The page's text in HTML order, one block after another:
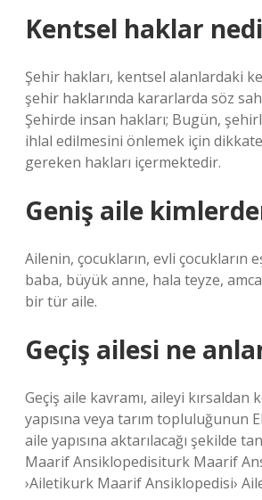
Kentsel haklar
Şehir hakları, kentsel alanlardaki
şehir haklarında kararlarda söz
Şehirde insan hakları; Bugün,
ihlal edilmesini önlemek için dikkate
gereken hakları içermektedir.
Geniş aile
Ailenin, çocukların, evli çocukların
baba, büyük anne, hala teyze,
bir tür aile.
Geçiş ailesi ne
Geçiş aile kavramı, aileyi kırsaldan
yapısına veya tarım topluluğunun
aile yapısına aktarılacağı şekilde
Maarif Ansiklopedisiturk Maarif
›Ailetikurk Maarif Ansiklopedisi›